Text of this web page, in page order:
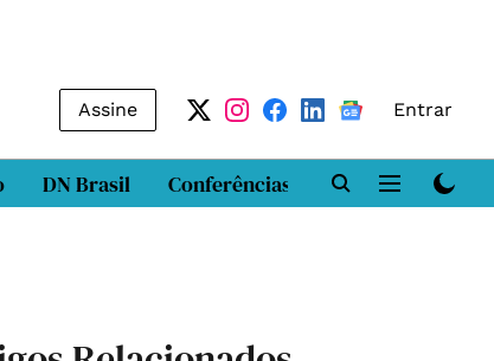
Assine Entrar
DN Brasil Conferências DN LAB